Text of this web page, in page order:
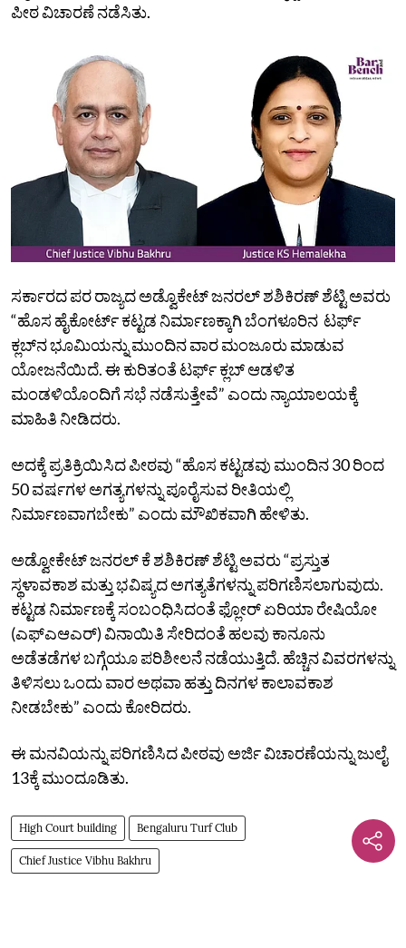
ಪೀಠ ವಿಚಾರಣೆ ನಡೆಸಿತು.
ಸರ್ಕಾರದ ಪರ ರಾಜ್ಯದ ಅಡ್ವೊಕೇಟ್ ಜನರಲ್ ಶಶಿಕಿರಣ್ ಶೆಟ್ಟಿ ಅವರು
“ಹೊಸ ಹೈಕೋರ್ಟ್ ಕಟ್ಟಡ ನಿರ್ಮಾಣಕ್ಕಾಗಿ ಬೆಂಗಳೂರಿನ ಟರ್ಫ್
ಕ್ಲಬ್‌ನ ಭೂಮಿಯನ್ನು ಮುಂದಿನ ವಾರ ಮಂಜೂರು ಮಾಡುವ
ಯೋಜನೆಯಿದೆ. ಈ ಕುರಿತಂತೆ ಟರ್ಫ್ ಕ್ಲಬ್ ಆಡಳಿತ
ಮಂಡಳಿಯೊಂದಿಗೆ ಸಭೆ ನಡೆಸುತ್ತೇವೆ” ಎಂದು ನ್ಯಾಯಾಲಯಕ್ಕೆ
ಮಾಹಿತಿ ನೀಡಿದರು.
ಅದಕ್ಕೆ ಪ್ರತಿಕ್ರಿಯಿಸಿದ ಪೀಠವು “ಹೊಸ ಕಟ್ಟಡವು ಮುಂದಿನ 30 ರಿಂದ
50 ವರ್ಷಗಳ ಅಗತ್ಯಗಳನ್ನು ಪೂರೈಸುವ ರೀತಿಯಲ್ಲಿ
ನಿರ್ಮಾಣವಾಗಬೇಕು” ಎಂದು ಮೌಖಿಕವಾಗಿ ಹೇಳಿತು.
ಅಡ್ವೋಕೇಟ್ ಜನರಲ್ ಕೆ ಶಶಿಕಿರಣ್ ಶೆಟ್ಟಿ ಅವರು “ಪ್ರಸ್ತುತ
ಸ್ಥಳಾವಕಾಶ ಮತ್ತು ಭವಿಷ್ಯದ ಅಗತ್ಯತೆಗಳನ್ನು ಪರಿಗಣಿಸಲಾಗುವುದು.
ಕಟ್ಟಡ ನಿರ್ಮಾಣಕ್ಕೆ ಸಂಬಂಧಿಸಿದಂತೆ ಫ್ಲೋರ್ ಏರಿಯಾ ರೇಷಿಯೋ
(ಎಫ್ಎಆಎರ್) ವಿನಾಯಿತಿ ಸೇರಿದಂತೆ ಹಲವು ಕಾನೂನು
ಅಡೆತಡೆಗಳ ಬಗ್ಗೆಯೂ ಪರಿಶೀಲನೆ ನಡೆಯುತ್ತಿದೆ. ಹೆಚ್ಚಿನ ವಿವರಗಳನ್ನು
ತಿಳಿಸಲು ಒಂದು ವಾರ ಅಥವಾ ಹತ್ತು ದಿನಗಳ ಕಾಲಾವಕಾಶ
ನೀಡಬೇಕು” ಎಂದು ಕೋರಿದರು.
ಈ ಮನವಿಯನ್ನು ಪರಿಗಣಿಸಿದ ಪೀಠವು ಅರ್ಜಿ ವಿಚಾರಣೆಯನ್ನು ಜುಲೈ
13ಕ್ಕೆ ಮುಂದೂಡಿತು.
High Court building Bengaluru Turf Club
Chief Justice Vibhu Bakhru